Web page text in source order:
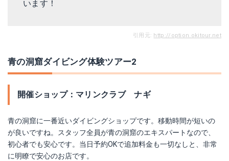
います！
引用元: http://option.okitour.net
青の洞窟ダイビング体験ツアー2
開催ショップ：マリンクラブ ナギ
青の洞窟に一番近いダイビングショップです。移動時間が短いの
が良いですね。スタッフ全員が青の洞窟のエキスパートなので、
初心者でも安心です。当日予約OKで追加料金も一切なしと、非常
に明瞭で安心のお店です。